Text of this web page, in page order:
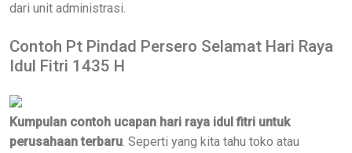
dari unit administrasi.
Contoh Pt Pindad Persero Selamat Hari Raya
Idul Fitri 1435 H
Kumpulan contoh ucapan hari raya idul fitri untuk
perusahaan terbaru. Seperti yang kita tahu toko atau